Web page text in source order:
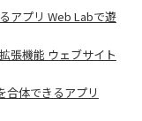
アプリ Web Labで遊
張機能 ウェブサイト
体できるアプリ